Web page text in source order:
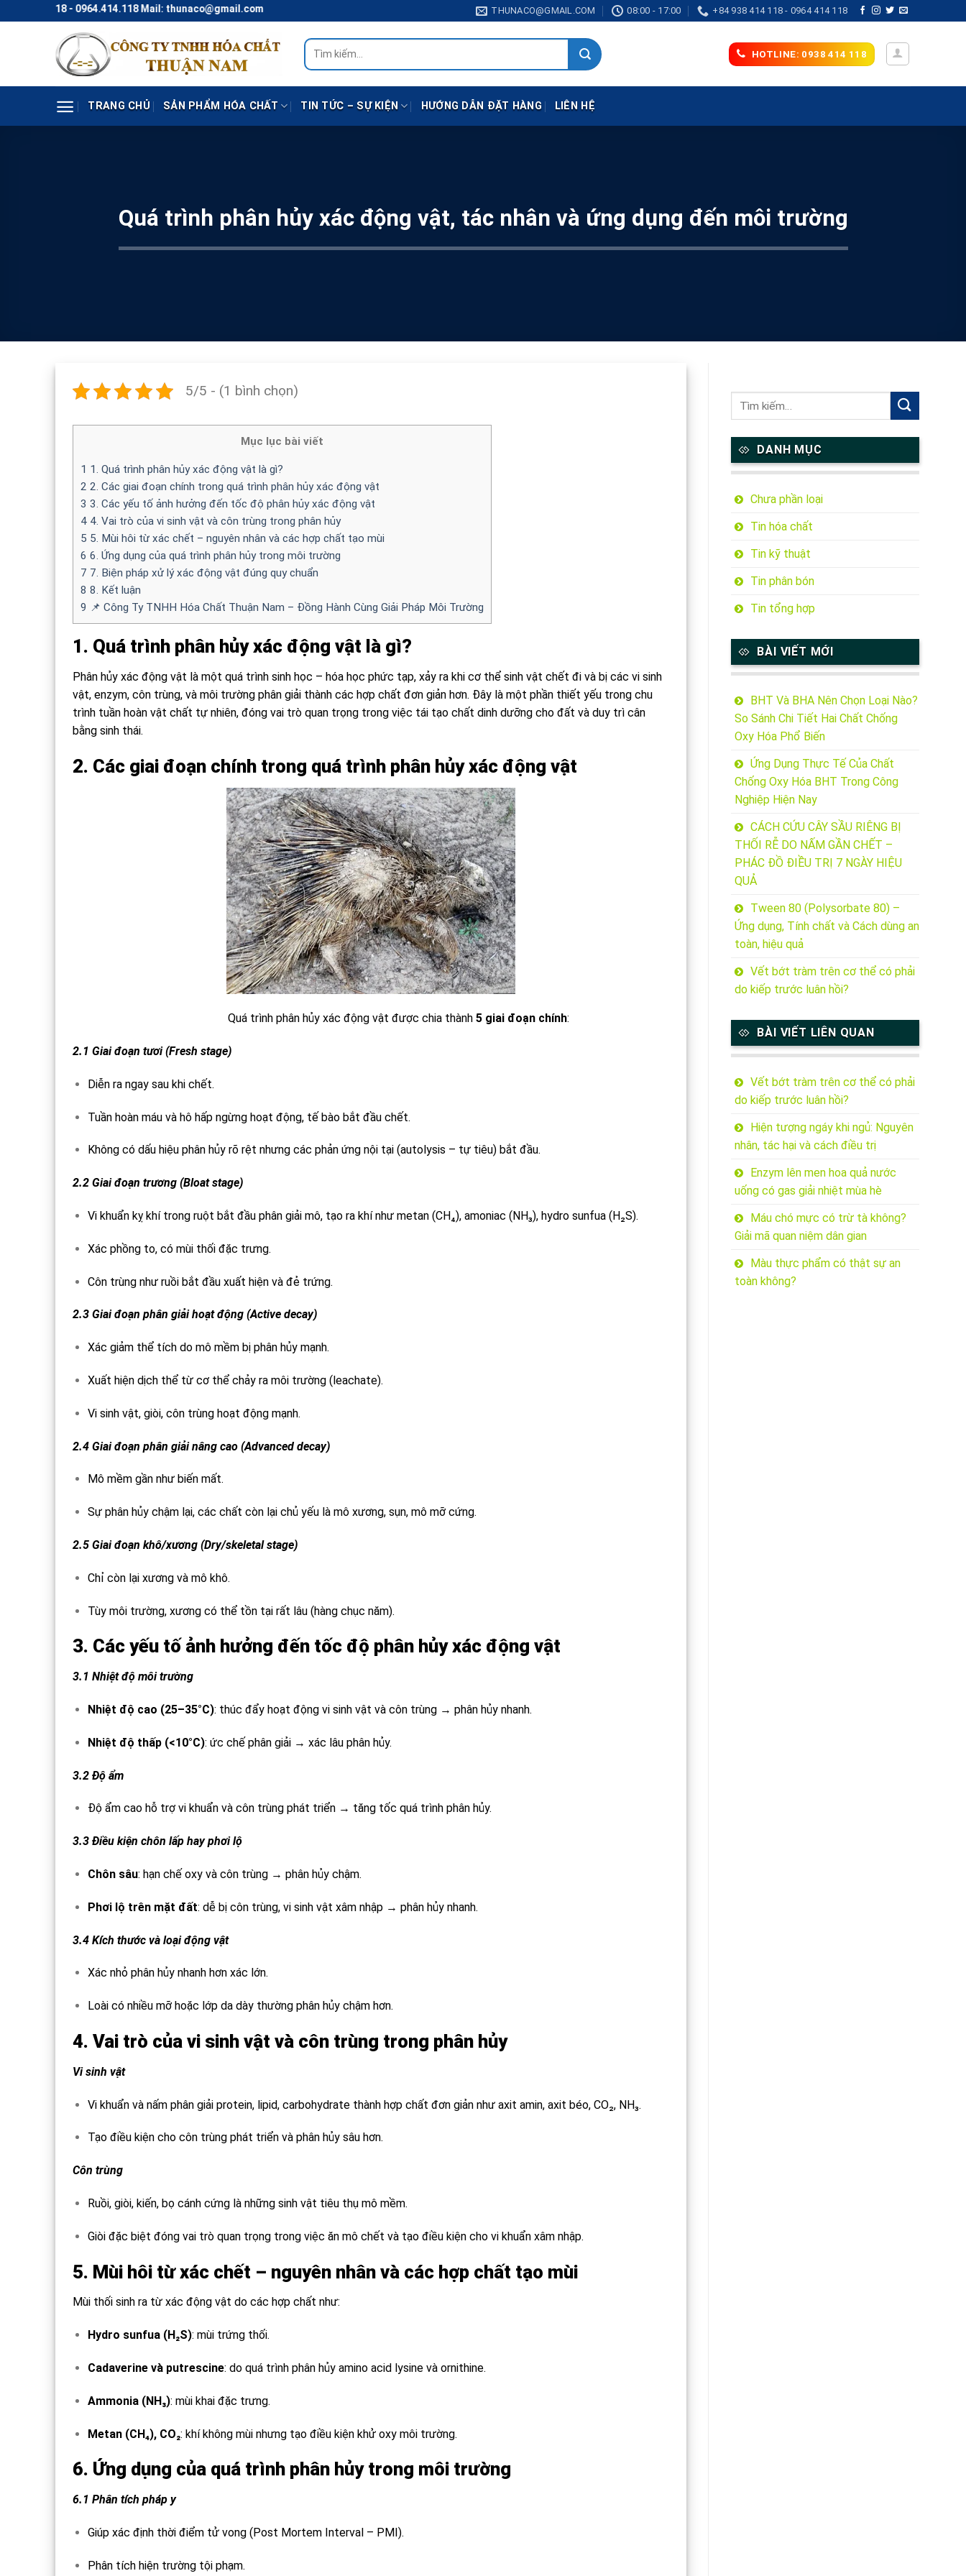
to
- 0964.414.118 Mail: thunaco@gmail.com THUNACO@GMAIL.COM 08:00 - 17:00 +84 938 414 118 - 0964 414 118
Tìm
kiếm:
HOTLINE: 0938 414 118
TRANG CHỦ SẢN PHẨM HÓA CHẤT TIN TỨC – SỰ KIỆN HƯỚNG DẪN ĐẶT HÀNG LIÊN HỆ
Quá trình phân hủy xác động vật, tác nhân và ứng dụng đến môi trường
5/5 - (1 bình chọn)
Mục lục bài viết
1 1. Quá trình phân hủy xác động vật là gì?
2 2. Các giai đoạn chính trong quá trình phân hủy xác động vật
3 3. Các yếu tố ảnh hưởng đến tốc độ phân hủy xác động vật
4 4. Vai trò của vi sinh vật và côn trùng trong phân hủy
5 5. Mùi hôi từ xác chết – nguyên nhân và các hợp chất tạo mùi
6 6. Ứng dụng của quá trình phân hủy trong môi trường
7 7. Biện pháp xử lý xác động vật đúng quy chuẩn
8 8. Kết luận
9 📌 Công Ty TNHH Hóa Chất Thuận Nam – Đồng Hành Cùng Giải Pháp Môi Trường
1. Quá trình phân hủy xác động vật là gì?
Phân hủy xác động vật là một quá trình sinh học – hóa học phức tạp, xảy ra khi cơ thể sinh vật chết đi và bị các vi sinh
vật, enzym, côn trùng, và môi trường phân giải thành các hợp chất đơn giản hơn. Đây là một phần thiết yếu trong chu
trình tuần hoàn vật chất tự nhiên, đóng vai trò quan trọng trong việc tái tạo chất dinh dưỡng cho đất và duy trì cân
bằng sinh thái.
2. Các giai đoạn chính trong quá trình phân hủy xác động vật
Quá trình phân hủy xác động vật được chia thành 5 giai đoạn chính:
2.1 Giai đoạn tươi (Fresh stage)
Diễn ra ngay sau khi chết.
Tuần hoàn máu và hô hấp ngừng hoạt động, tế bào bắt đầu chết.
Không có dấu hiệu phân hủy rõ rệt nhưng các phản ứng nội tại (autolysis – tự tiêu) bắt đầu.
2.2 Giai đoạn trương (Bloat stage)
Vi khuẩn kỵ khí trong ruột bắt đầu phân giải mô, tạo ra khí như metan (CH₄), amoniac (NH₃), hydro sunfua (H₂S).
Xác phồng to, có mùi thối đặc trưng.
Côn trùng như ruồi bắt đầu xuất hiện và đẻ trứng.
2.3 Giai đoạn phân giải hoạt động (Active decay)
Xác giảm thể tích do mô mềm bị phân hủy mạnh.
Xuất hiện dịch thể từ cơ thể chảy ra môi trường (leachate).
Vi sinh vật, giòi, côn trùng hoạt động mạnh.
2.4 Giai đoạn phân giải nâng cao (Advanced decay)
Mô mềm gần như biến mất.
Sự phân hủy chậm lại, các chất còn lại chủ yếu là mô xương, sụn, mô mỡ cứng.
2.5 Giai đoạn khô/xương (Dry/skeletal stage)
Chỉ còn lại xương và mô khô.
Tùy môi trường, xương có thể tồn tại rất lâu (hàng chục năm).
3. Các yếu tố ảnh hưởng đến tốc độ phân hủy xác động vật
3.1 Nhiệt độ môi trường
Nhiệt độ cao (25–35°C): thúc đẩy hoạt động vi sinh vật và côn trùng → phân hủy nhanh.
Nhiệt độ thấp (<10°C): ức chế phân giải → xác lâu phân hủy.
3.2 Độ ẩm
Độ ẩm cao hỗ trợ vi khuẩn và côn trùng phát triển → tăng tốc quá trình phân hủy.
3.3 Điều kiện chôn lấp hay phơi lộ
Chôn sâu: hạn chế oxy và côn trùng → phân hủy chậm.
Phơi lộ trên mặt đất: dễ bị côn trùng, vi sinh vật xâm nhập → phân hủy nhanh.
3.4 Kích thước và loại động vật
Xác nhỏ phân hủy nhanh hơn xác lớn.
Loài có nhiều mỡ hoặc lớp da dày thường phân hủy chậm hơn.
4. Vai trò của vi sinh vật và côn trùng trong phân hủy
Vi sinh vật
Vi khuẩn và nấm phân giải protein, lipid, carbohydrate thành hợp chất đơn giản như axit amin, axit béo, CO₂, NH₃.
Tạo điều kiện cho côn trùng phát triển và phân hủy sâu hơn.
Côn trùng
Ruồi, giòi, kiến, bọ cánh cứng là những sinh vật tiêu thụ mô mềm.
Giòi đặc biệt đóng vai trò quan trọng trong việc ăn mô chết và tạo điều kiện cho vi khuẩn xâm nhập.
5. Mùi hôi từ xác chết – nguyên nhân và các hợp chất tạo mùi
Mùi thối sinh ra từ xác động vật do các hợp chất như:
Hydro sunfua (H₂S): mùi trứng thối.
Cadaverine và putrescine: do quá trình phân hủy amino acid lysine và ornithine.
Ammonia (NH₃): mùi khai đặc trưng.
Metan (CH₄), CO₂: khí không mùi nhưng tạo điều kiện khử oxy môi trường.
6. Ứng dụng của quá trình phân hủy trong môi trường
6.1 Phân tích pháp y
Giúp xác định thời điểm tử vong (Post Mortem Interval – PMI).
Phân tích hiện trường tội phạm.
DANH MỤC
Chưa phần loại
Tin hóa chất
Tin kỹ thuật
Tin phân bón
Tin tổng hợp
BÀI VIẾT MỚI
BHT Và BHA Nên Chọn Loại Nào?
So Sánh Chi Tiết Hai Chất Chống
Oxy Hóa Phổ Biến
Ứng Dụng Thực Tế Của Chất
Chống Oxy Hóa BHT Trong Công
Nghiệp Hiện Nay
CÁCH CỨU CÂY SẦU RIÊNG BỊ
THỐI RỄ DO NẤM GẦN CHẾT –
PHÁC ĐỒ ĐIỀU TRỊ 7 NGÀY HIỆU
QUẢ
Tween 80 (Polysorbate 80) –
Ứng dụng, Tính chất và Cách dùng an
toàn, hiệu quả
Vết bớt tràm trên cơ thể có phải
do kiếp trước luân hồi?
BÀI VIẾT LIÊN QUAN
Vết bớt tràm trên cơ thể có phải
do kiếp trước luân hồi?
Hiện tượng ngáy khi ngủ: Nguyên
nhân, tác hại và cách điều trị
Enzym lên men hoa quả nước
uống có gas giải nhiệt mùa hè
Máu chó mực có trừ tà không?
Giải mã quan niệm dân gian
Màu thực phẩm có thật sự an
toàn không?